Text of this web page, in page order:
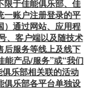
限于佳能俱乐部、佳
一账户注册登录的平
）通过网站、应用程
、客户端以及随技术
后服务等线上及线下
能产品/服务”或“我们
乐部相关联的活动
俱乐部各平台单独设